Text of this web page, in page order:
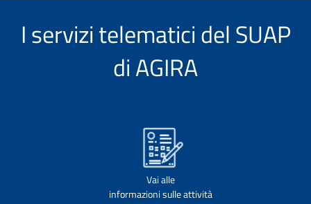
I servizi telematici del SUAP
di AGIRA
Vai alle
informazioni sulle attività